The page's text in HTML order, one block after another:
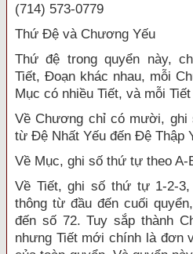
(714) 573-0779
Thứ Đệ và Chương Yếu
Thứ đệ trong quyển này,
Tiết, Đoạn khác nhau, mỗi
Mục có nhiều Tiết, và mỗi
Về Chương chỉ có mười,
từ Đệ Nhất Yếu đến Đệ Thập
Về Mục, ghi số thứ tự theo A-
Về Tiết, ghi số thứ tự 1-2-
thông từ đầu đến cuối
đến số 72. Tuy sắp thành
nhưng Tiết mới chính là đơn